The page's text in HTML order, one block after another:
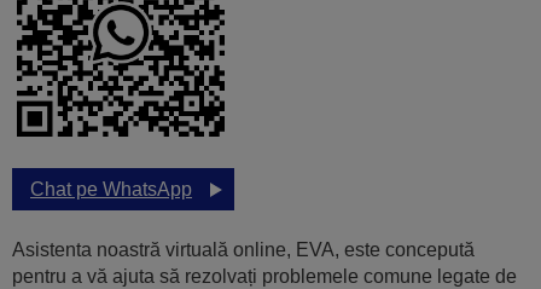
Chat pe WhatsApp
Asistenta noastră virtuală online, EVA, este concepută
pentru a vă ajuta să rezolvați problemele comune legate de